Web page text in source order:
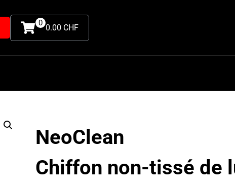
0 0.00 CHF
NeoClean
Chiffon non-tissé de